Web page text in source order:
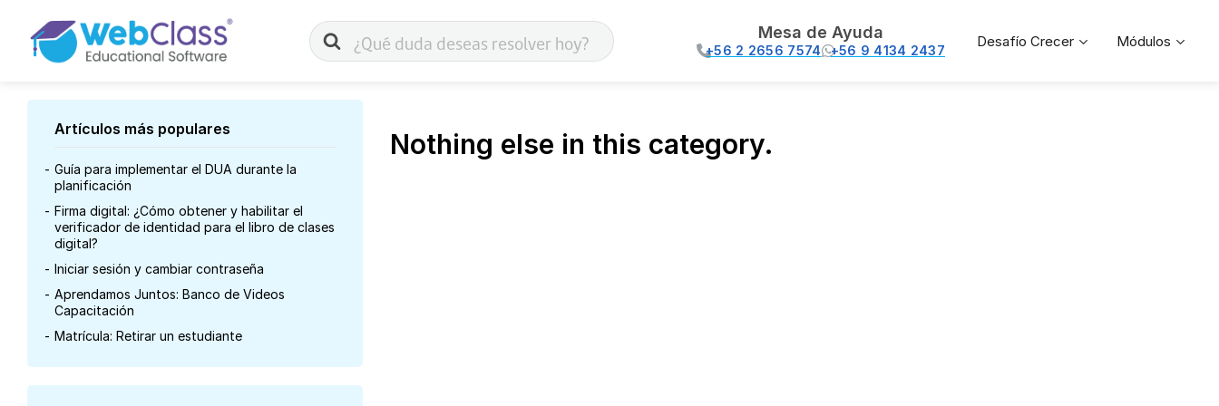
Buscar Mesa de Ayuda
+56 2 2656 7574 +56 9 4134 2437
Desafío Crecer Módulos
Artículos más populares
Guía para implementar el DUA durante la
planificación
Firma digital: ¿Cómo obtener y habilitar el
verificador de identidad para el libro de clases
digital?
Iniciar sesión y cambiar contraseña
Aprendamos Juntos: Banco de Videos
Capacitación
Matrícula: Retirar un estudiante
Nothing else in this category.